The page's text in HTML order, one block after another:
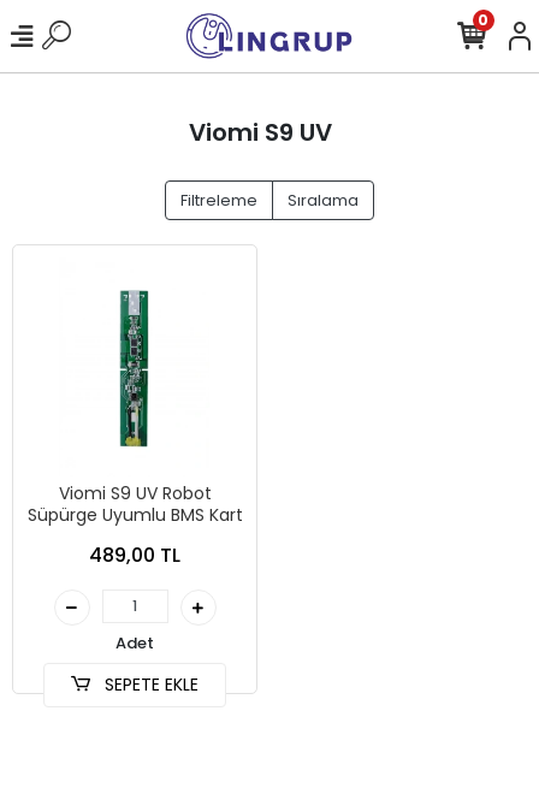
0
Viomi S9 UV
Filtreleme Sıralama
Viomi S9 UV Robot
Süpürge Uyumlu BMS Kart
489,00 TL
Adet
SEPETE EKLE